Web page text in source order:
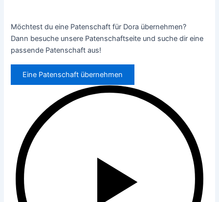
Möchtest du eine Patenschaft für Dora übernehmen?
Dann besuche unsere Patenschaftseite und suche dir eine
passende Patenschaft aus!
Eine Patenschaft übernehmen